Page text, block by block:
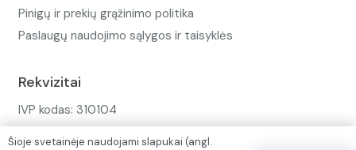
Pinigų ir prekių grąžinimo politika
Paslaugų naudojimo sąlygos ir taisyklės
Rekvizitai
IVP kodas: 310104
Šioje svetainėje naudojami slapukai (angl.